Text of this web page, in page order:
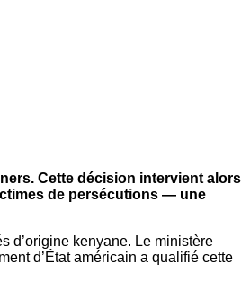
Cette décision intervient alors
de persécutions — une
d’origine kenyane. Le ministère
d’État américain a qualifié cette